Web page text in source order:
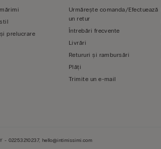
prelucrare
Urmărește comanda/Efectuează
un retur
Întrebări frecvente
Livrări
Retururi și rambursări
Plăți
Trimite un e-mail
- 02253210237, hello@intimissimi.com